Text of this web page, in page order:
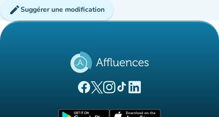
editSuggérer une modification
(nouvel onglet)
(nouvel onglet)
(nouvel onglet)
(nouvel onglet)
(nouvel onglet)